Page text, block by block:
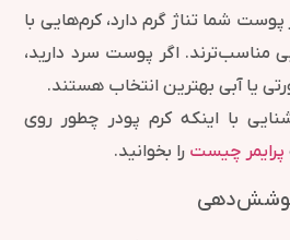
شما تناژ گرم دارد، کرم‌هایی با
مناسب‌ترند. اگر پوست سرد دارید،
یا آبی بهترین انتخاب هستند.
با اینکه کرم پودر چطور روی
پرایمر چیست را بخوانید.
پوشش‌دهی